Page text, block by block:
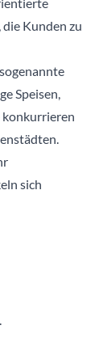
Kunden zu
Speisen,
konkurrieren
sich